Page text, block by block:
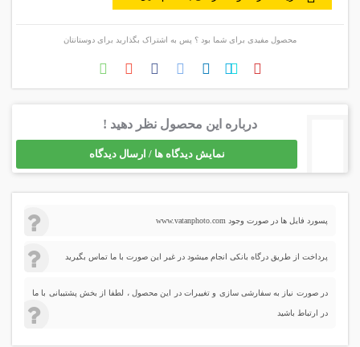
محصول مفیدی برای شما بود ؟ پس به اشتراک بگذارید برای دوستانتان
درباره این محصول نظر دهید !
نمایش دیدگاه ها / ارسال دیدگاه
پسورد فایل ها در صورت وجود www.vatanphoto.com
پرداخت از طریق درگاه بانکی انجام میشود در غیر این صورت با ما تماس بگیرید
در صورت نیاز به سفارشی سازی و تغییرات در این محصول ، لطفا از بخش پشتیبانی با ما
در ارتباط باشید